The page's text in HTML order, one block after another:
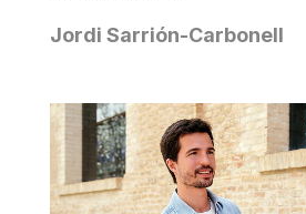
Jordi Sarrión-Carbonell